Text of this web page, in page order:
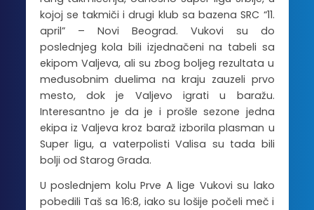
kojoj se takmiči i drugi klub sa bazena SRC “11.
april” – Novi Beograd. Vukovi su do
poslednjeg kola bili izjednačeni na tabeli sa
ekipom Valjeva, ali su zbog boljeg rezultata u
međusobnim duelima na kraju zauzeli prvo
mesto, dok je Valjevo igrati u baražu.
Interesantno je da je i prošle sezone jedna
ekipa iz Valjeva kroz baraž izborila plasman u
Super ligu, a vaterpolisti Valisa su tada bili
bolji od Starog Grada.
U poslednjem kolu Prve A lige Vukovi su lako
pobedili Taš sa 16:8, iako su lošije počeli meč i